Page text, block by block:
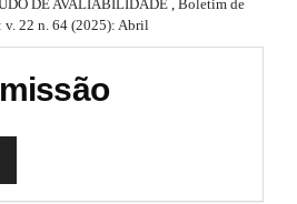
DE AVALIABILIDADE Boletim de
22 n. 64 (2025): Abril